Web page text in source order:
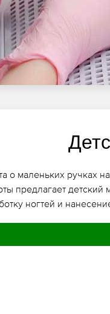
о маленьких ручках
предлагает
ногтей и